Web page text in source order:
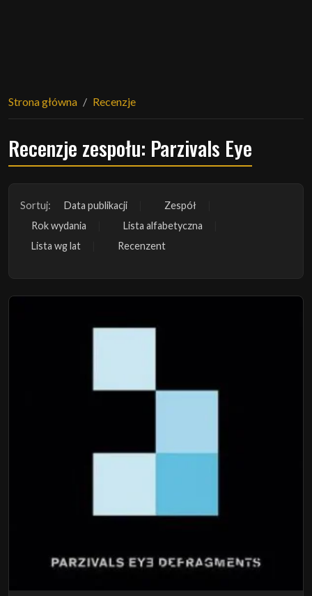
Strona główna Recenzje
Recenzje zespołu: Parzivals Eye
Sortuj: Data publikacji
Zespół
Rok wydania
Lista alfabetyczna
Lista wg lat
Recenzent